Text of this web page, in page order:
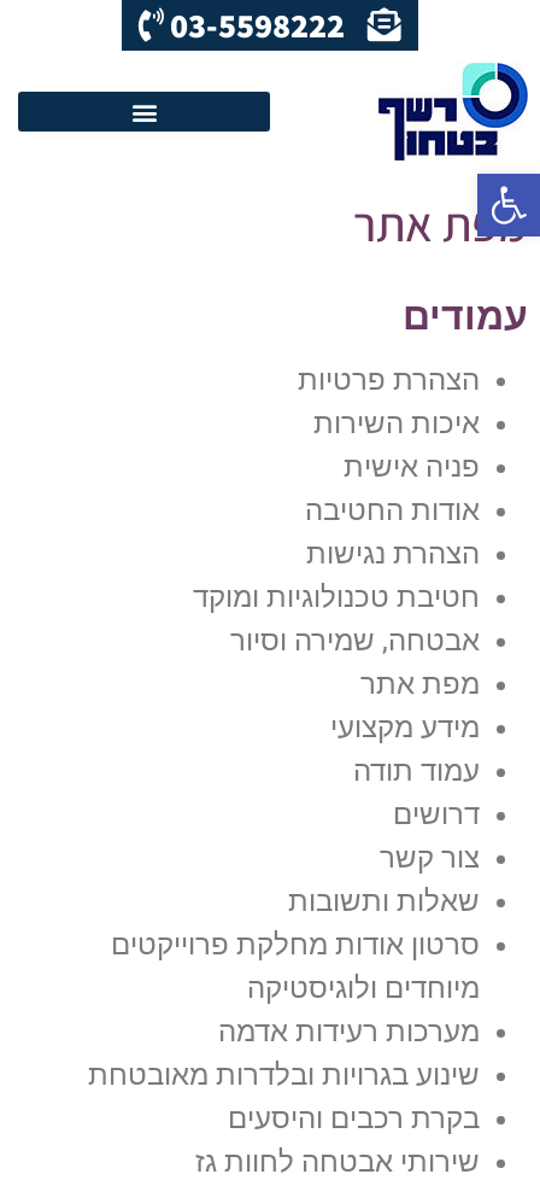
פתח סרגל נגישות
03-5598222
מפת אתר
עמודים
הצהרת פרטיות
איכות השירות
פניה אישית
אודות החטיבה
הצהרת נגישות
חטיבת טכנולוגיות ומוקד
אבטחה, שמירה וסיור
מפת אתר
מידע מקצועי
עמוד תודה
דרושים
צור קשר
שאלות ותשובות
סרטון אודות מחלקת פרוייקטים
מיוחדים ולוגיסטיקה
מערכות רעידות אדמה
שינוע בגרויות ובלדרות מאובטחת
בקרת רכבים והיסעים
שירותי אבטחה לחוות גז